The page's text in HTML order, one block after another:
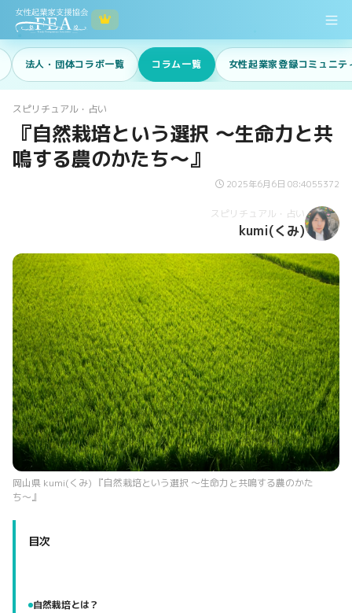
法人・団体コラボ一覧 コラム一覧 女性起業家登録コミュニテ
スピリチュアル・占い
『自然栽培という選択 〜生命力と共
鳴する農のかたち〜』
2025年6月6日 08:4055372
スピリチュアル・占い
kumi(くみ)
岡山県 kumi(くみ) 『自然栽培という選択 〜生命力と共鳴する農のかた
ち〜』
目次
自然栽培とは？